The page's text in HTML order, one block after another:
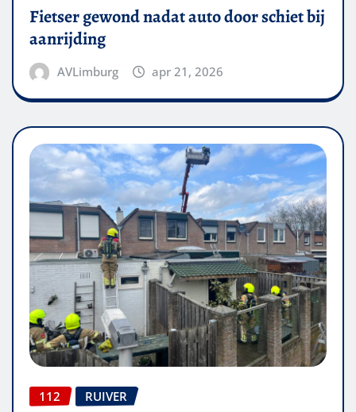
Fietser gewond nadat auto door schiet bij
aanrijding
AVLimburg apr 21, 2026
112 RUIVER